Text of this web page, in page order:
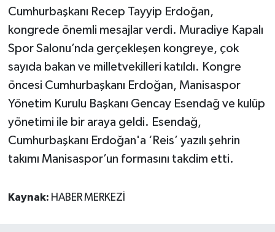
Cumhurbaşkanı Recep Tayyip Erdoğan,
kongrede önemli mesajlar verdi. Muradiye Kapalı
Spor Salonu’nda gerçekleşen kongreye, çok
sayıda bakan ve milletvekilleri katıldı. Kongre
öncesi Cumhurbaşkanı Erdoğan, Manisaspor
Yönetim Kurulu Başkanı Gencay Esendağ ve kulüp
yönetimi ile bir araya geldi. Esendağ,
Cumhurbaşkanı Erdoğan'a ‘Reis’ yazılı şehrin
takımı Manisaspor’un formasını takdim etti.
Kaynak: HABER MERKEZİ